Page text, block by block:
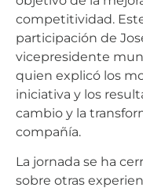
competitividad.
participación de
vicepresidente
quien explicó los
iniciativa y los
cambio y la
compañía.
La jornada se ha
sobre otras